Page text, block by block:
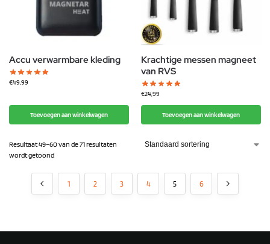
Accu verwarmbare kleding
€49,99
Toevoegen aan winkelwagen
Krachtige messen magneet
van RVS
€24,99
Toevoegen aan winkelwagen
Resultaat 49–60 van de 71 resultaten
wordt getoond
1 2 3 4 5 6